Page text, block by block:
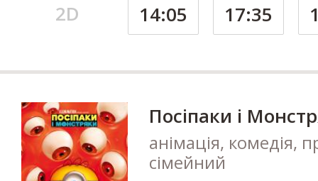
2D 14:05 17:35
Посіпаки і
анімація, комедія,
сімейний